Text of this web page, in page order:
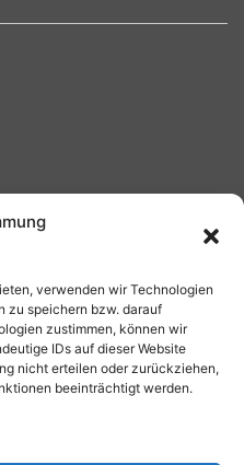
verwenden wir Technologien
zu speichern bzw. darauf
zustimmen, können wir
IDs auf dieser Website
nicht erteilen oder zurückziehen,
beeinträchtigt werden.
Vertrag widerrufen
MwSt., zzgl. Versandkosten